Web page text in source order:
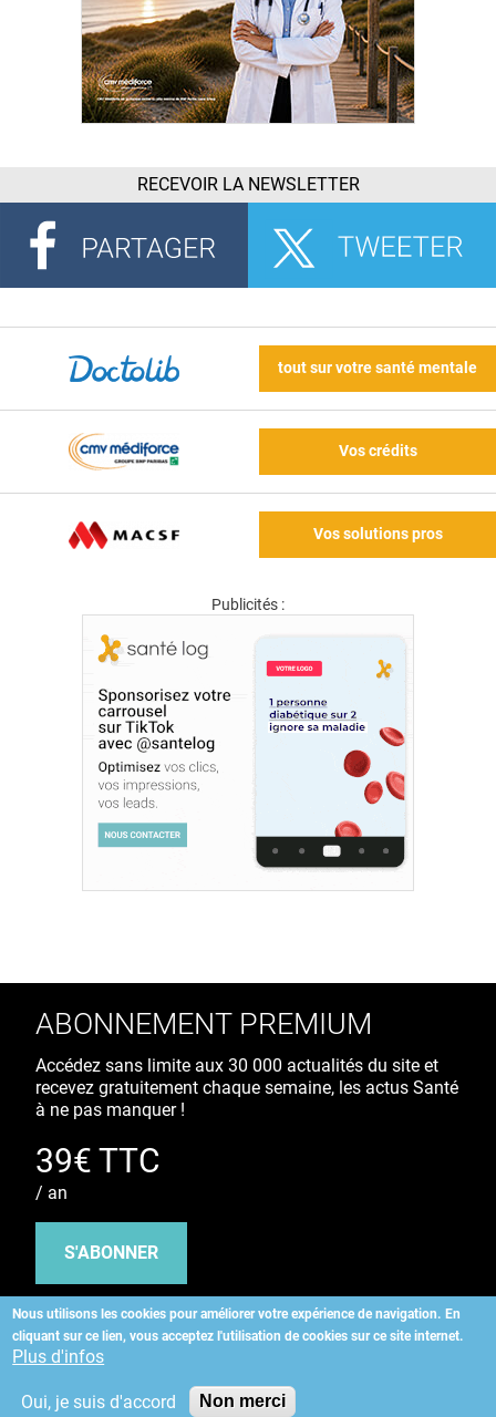
RECEVOIR LA NEWSLETTER
tout sur votre santé mentale
Vos crédits
Vos solutions pros
Publicités :
Nous utilisons les cookies pour améliorer votre expérience de navigation. En
cliquant sur ce lien, vous acceptez l'utilisation de cookies sur ce site internet.
Plus d'infos
Oui, je suis d'accord Non merci
ABONNEMENT PREMIUM
Accédez sans limite aux 30 000 actualités du site et
recevez gratuitement chaque semaine, les actus Santé
à ne pas manquer !
39€ TTC
/ an
S'ABONNER
Copyright©2026 ALLIEDHEALTH
KAURIWEB